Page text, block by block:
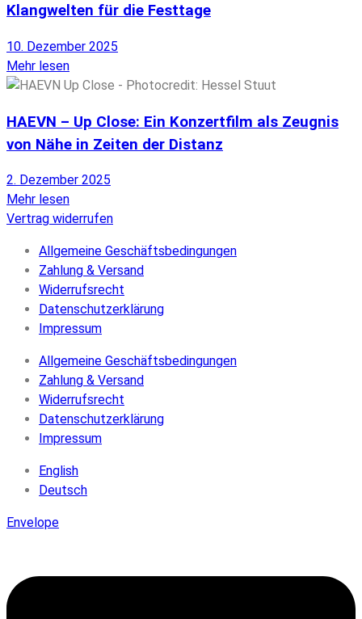
Klangwelten für die Festtage
10. Dezember 2025
Mehr lesen
HAEVN – Up Close: Ein Konzertfilm als Zeugnis
von Nähe in Zeiten der Distanz
2. Dezember 2025
Mehr lesen
Vertrag widerrufen
Allgemeine Geschäftsbedingungen
Zahlung & Versand
Widerrufsrecht
Datenschutzerklärung
Impressum
Allgemeine Geschäftsbedingungen
Zahlung & Versand
Widerrufsrecht
Datenschutzerklärung
Impressum
English
Deutsch
Envelope